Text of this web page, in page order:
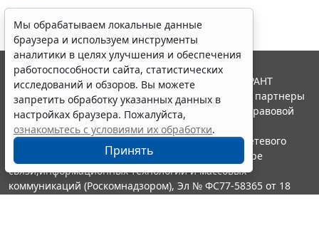
Мы обрабатываем локальные данные
браузера и используем инструменты
аналитики в целях улучшения и обеспечения
работоспособности сайта, статистических
исследований и обзоров. Вы можете
запретить обработку указанных данных в
настройках браузера. Пожалуйста,
ознакомьтесь с условиями их обработки.
Принять
© ООО "НПП "ГАРАНТ-СЕРВИС", 2026. Система ГАРАНТ
выпускается с 1990 года. Компания "Гарант" и ее партнеры
являются участниками Российской ассоциации правовой
информации ГАРАНТ.
Портал ГАРАНТ.РУ зарегистрирован в качестве сетевого
издания Федеральной службой по надзору в сфере
связи,информационных технологий и массовых
коммуникаций (Роскомнадзором), Эл № ФС77-58365 от 18